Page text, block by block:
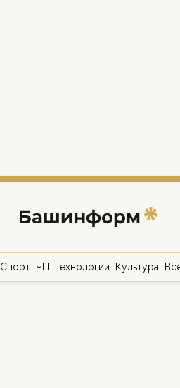
Спорт ЧП Технологии Культура